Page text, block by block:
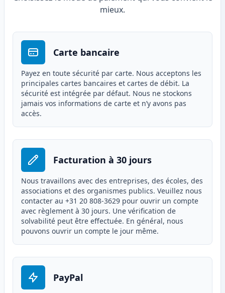
mieux.
Carte bancaire
Payez en toute sécurité par carte. Nous acceptons les
principales cartes bancaires et cartes de débit. La
sécurité est intégrée par défaut. Nous ne stockons
jamais vos informations de carte et n’y avons pas
accès.
Facturation à 30 jours
Nous travaillons avec des entreprises, des écoles, des
associations et des organismes publics. Veuillez nous
contacter au +31 20 808-3629 pour ouvrir un compte
avec règlement à 30 jours. Une vérification de
solvabilité peut être effectuée. En général, nous
pouvons ouvrir un compte le jour même.
PayPal